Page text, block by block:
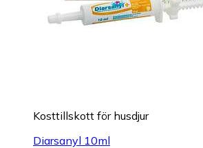
Kosttillskott för husdjur
Diarsanyl 10ml